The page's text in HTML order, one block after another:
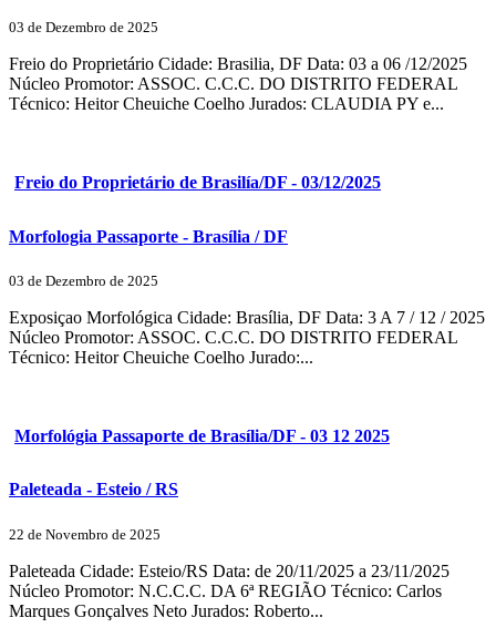
03 de Dezembro de 2025
Freio do Proprietário Cidade: Brasilia, DF Data: 03 a 06 /12/2025
Núcleo Promotor: ASSOC. C.C.C. DO DISTRITO FEDERAL
Técnico: Heitor Cheuiche Coelho Jurados: CLAUDIA PY e...
Freio do Proprietário de Brasilía/DF - 03/12/2025
Morfologia Passaporte - Brasília / DF
03 de Dezembro de 2025
Exposiçao Morfológica Cidade: Brasília, DF Data: 3 A 7 / 12 / 2025
Núcleo Promotor: ASSOC. C.C.C. DO DISTRITO FEDERAL
Técnico: Heitor Cheuiche Coelho Jurado:...
Morfológia Passaporte de Brasília/DF - 03 12 2025
Paleteada - Esteio / RS
22 de Novembro de 2025
Paleteada Cidade: Esteio/RS Data: de 20/11/2025 a 23/11/2025
Núcleo Promotor: N.C.C.C. DA 6ª REGIÃO Técnico: Carlos
Marques Gonçalves Neto Jurados: Roberto...